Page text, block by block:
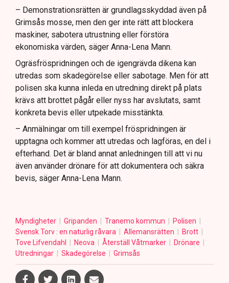
– Demonstrationsrätten är grundlagsskyddad även på
Grimsås mosse, men den ger inte rätt att blockera
maskiner, sabotera utrustning eller förstöra
ekonomiska värden, säger Anna-Lena Mann.
Ogräsfröspridningen och de igengrävda dikena kan
utredas som skadegörelse eller sabotage. Men för att
polisen ska kunna inleda en utredning direkt på plats
krävs att brottet pågår eller nyss har avslutats, samt
konkreta bevis eller utpekade misstänkta.
– Anmälningar om till exempel fröspridningen är
upptagna och kommer att utredas och lagföras, en del i
efterhand. Det är bland annat anledningen till att vi nu
även använder drönare för att dokumentera och säkra
bevis, säger Anna-Lena Mann.
Myndigheter Gripanden Tranemo kommun
Polisen
Svensk Torv : en naturlig råvara
Allemansrätten
Brott
Tove Lifvendahl
Neova Återställ Våtmarker
Drönare
Utredningar
Skadegörelse Grimsås